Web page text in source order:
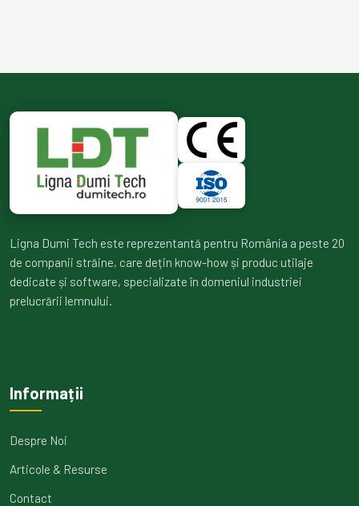
Ligna Dumi Tech este reprezentantă pentru România a peste 20
de companii străine, care dețin know-how și produc utilaje
dedicate și software, specializate în domeniul industriei
prelucrării lemnului.
Informații
Despre Noi
Articole & Resurse
Contact